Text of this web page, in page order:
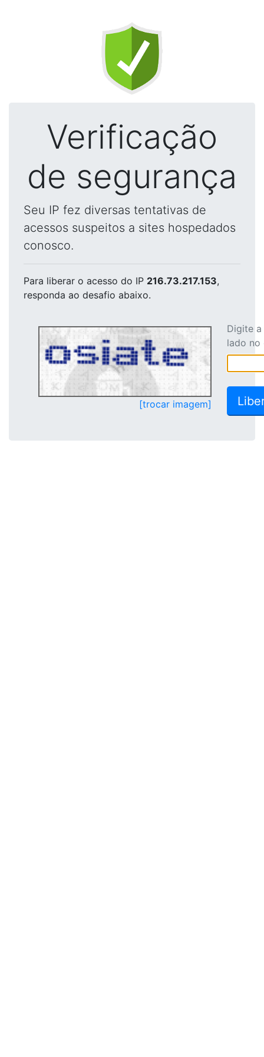
Verificação
de segurança
Seu IP fez diversas tentativas de
acessos suspeitos a sites hospedados
conosco.
Para liberar o acesso do IP 216.73.217.153,
responda ao desafio abaixo.
[trocar imagem]
Digite
lado no